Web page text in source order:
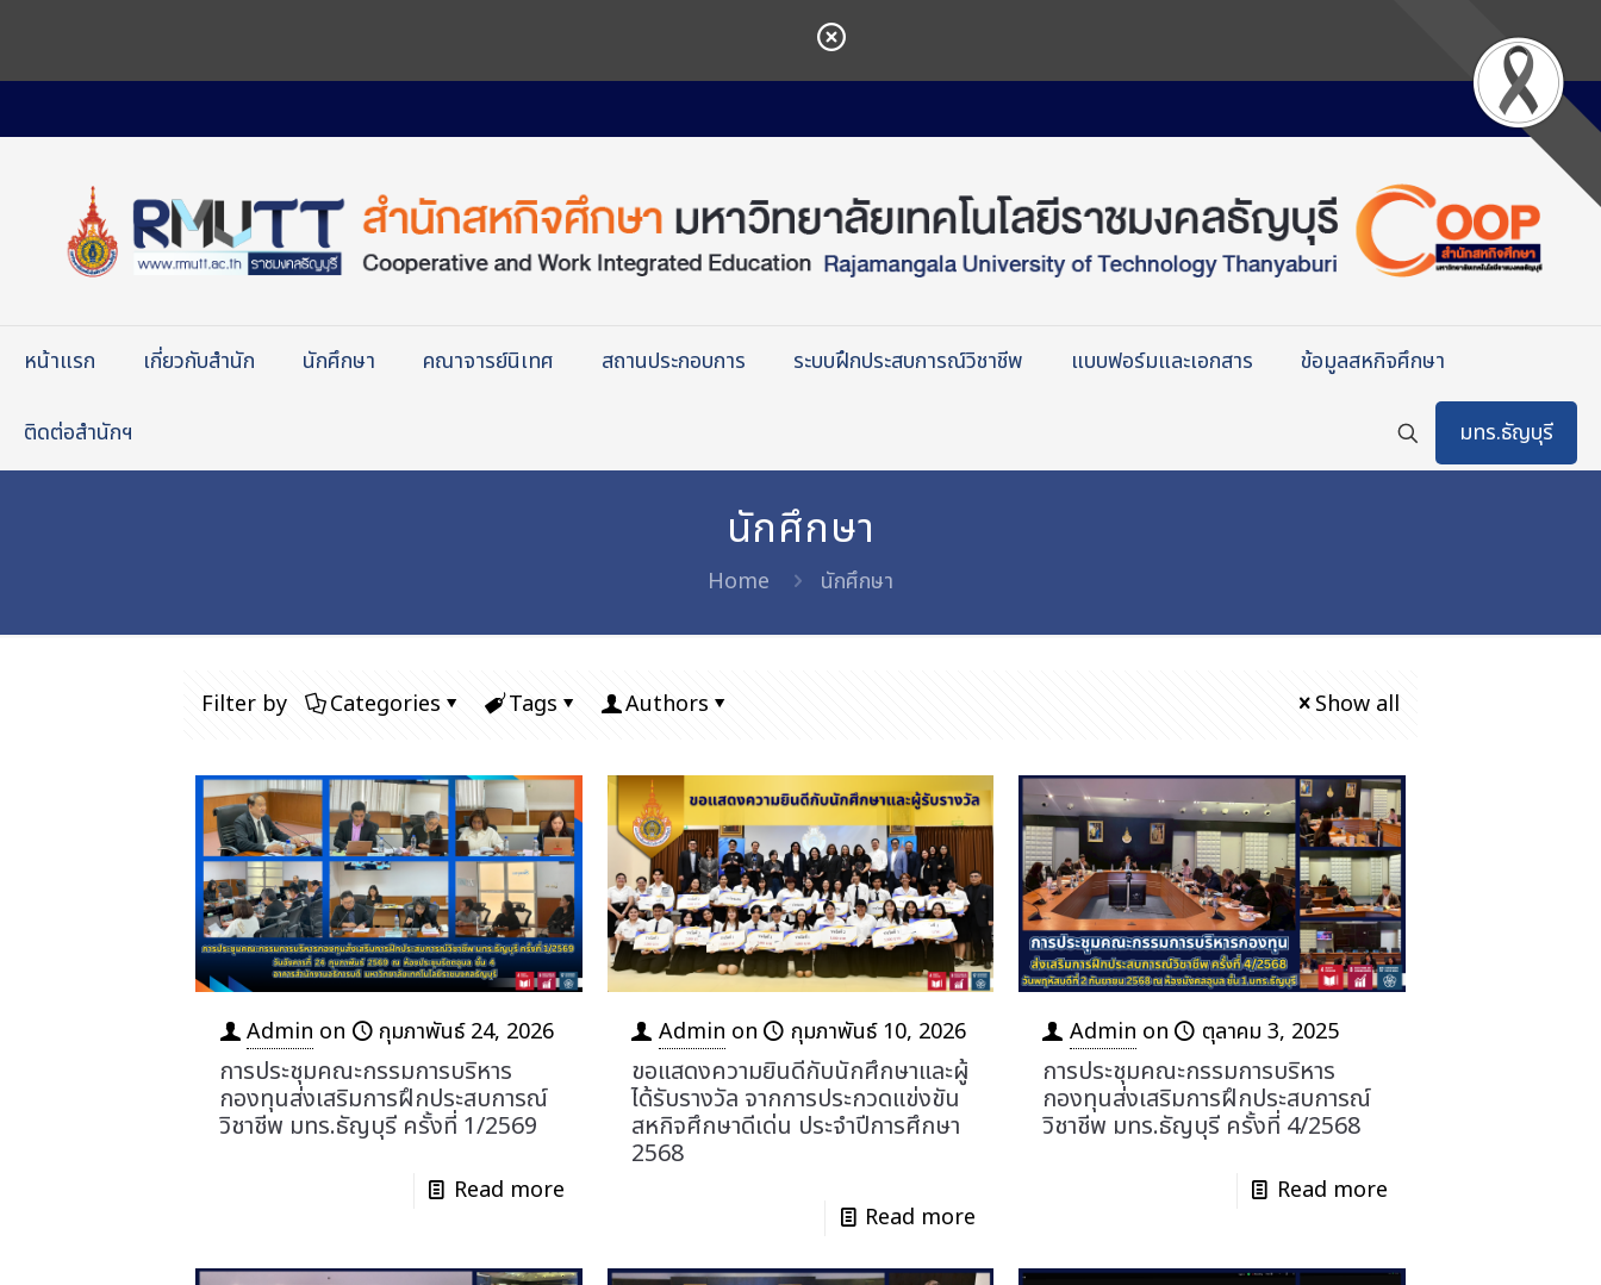
หน้าแรก เกี่ยวกับสำนัก นักศึกษา คณาจารย์นิเทศ สถานประกอบการ ระบบฝึกประสบการณ์วิชาชีพ แบบฟอร์มและเอกสาร ข้อมูลสหกิจศึกษา
ติดต่อสำนักฯ มทร.ธัญบุรี
นักศึกษา
Home นักศึกษา
Filter by Categories Tags Authors Show all
Admin on กุมภาพันธ์ 24, 2026
การประชุมคณะกรรมการบริหาร
กองทุนส่งเสริมการฝึกประสบการณ์
วิชาชีพ มทร.ธัญบุรี ครั้งที่ 1/2569
Read more
Admin on กุมภาพันธ์ 10, 2026
ขอแสดงความยินดีกับนักศึกษาและผู้
ได้รับรางวัล จากการประกวดแข่งขัน
สหกิจศึกษาดีเด่น ประจำปีการศึกษา
2568
Read more
Admin on ตุลาคม 3, 2025
การประชุมคณะกรรมการบริหาร
กองทุนส่งเสริมการฝึกประสบการณ์
วิชาชีพ มทร.ธัญบุรี ครั้งที่ 4/2568
Read more